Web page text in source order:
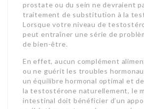
prostate ou du sein ne devraient
traitement de substitution à la
Lorsque votre niveau de
peut entraîner une série de
de bien-être.
En effet, aucun complément
ou ne guérit les troubles
un équilibre hormonal optimal et
la testostérone naturellement, le
intestinal doit bénéficier d’un